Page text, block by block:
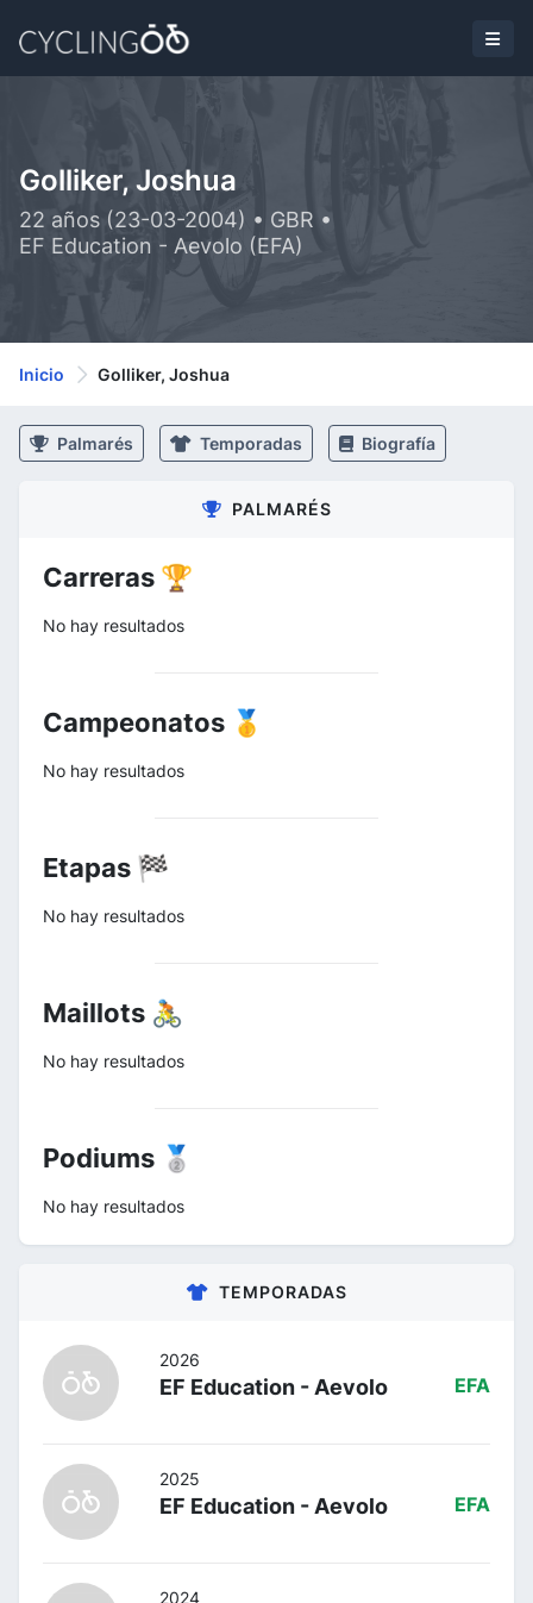
Golliker, Joshua
22 años (23-03-2004) • GBR •
EF Education - Aevolo (EFA)
Inicio Golliker, Joshua
Palmarés Temporadas Biografía
PALMARÉS
Carreras 🏆
No hay resultados
Campeonatos 🥇
No hay resultados
Etapas 🏁
No hay resultados
Maillots 🚴
No hay resultados
Podiums 🥈
No hay resultados
TEMPORADAS
2026
EF Education - Aevolo EFA
2025
EF Education - Aevolo EFA
2024